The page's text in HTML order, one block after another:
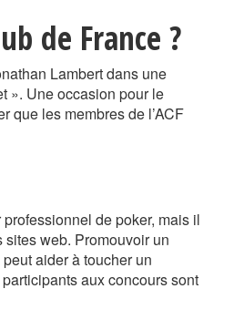
de France ?
Lambert dans une
». Une occasion pour le
que les membres de l’ACF
de poker, mais il
web. Promouvoir un
aider à toucher un
aux concours sont